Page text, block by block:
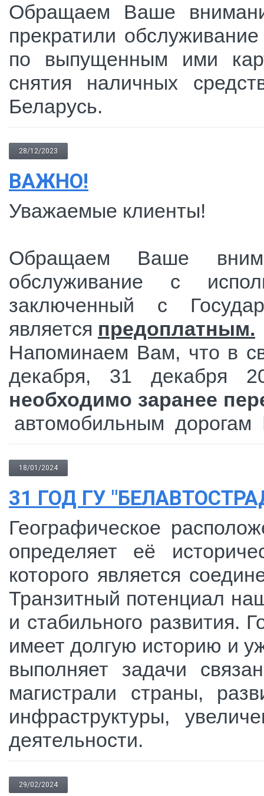
Обращаем Ваше
прекратили
по выпущенным ими
снятия наличных
Беларусь.
28/12/2023
ВАЖНО!
Уважаемые клиенты!
Обращаем Ваше
обслуживание с
заключенный с
является предоплатным.
Напоминаем Вам, что в
декабря, 31 декабря
необходимо заранее
автомобильным дорогам
18/01/2024
31 ГОД ГУ
Географическое
определяет её
которого является
Транзитный потенциал
и стабильного развития.
имеет долгую историю и
выполняет задачи
магистрали страны,
инфраструктуры,
деятельности.
29/02/2024